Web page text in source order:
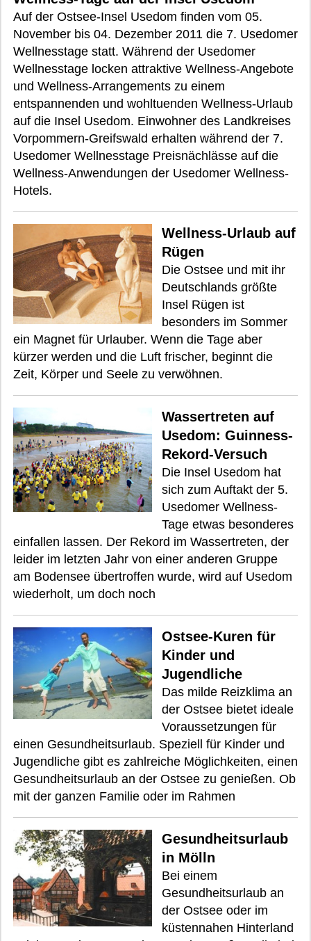
Auf der Ostsee-Insel Usedom finden vom 05.
November bis 04. Dezember 2011 die 7. Usedomer
Wellnesstage statt. Während der Usedomer
Wellnesstage locken attraktive Wellness-Angebote
und Wellness-Arrangements zu einem
entspannenden und wohltuenden Wellness-Urlaub
auf die Insel Usedom. Einwohner des Landkreises
Vorpommern-Greifswald erhalten während der 7.
Usedomer Wellnesstage Preisnächlässe auf die
Wellness-Anwendungen der Usedomer Wellness-
Hotels.
Wellness-Urlaub auf
Rügen
Die Ostsee und mit ihr
Deutschlands größte
Insel Rügen ist
besonders im Sommer
ein Magnet für Urlauber. Wenn die Tage aber
kürzer werden und die Luft frischer, beginnt die
Zeit, Körper und Seele zu verwöhnen.
Wassertreten auf
Usedom: Guinness-
Rekord-Versuch
Die Insel Usedom hat
sich zum Auftakt der 5.
Usedomer Wellness-
Tage etwas besonderes
einfallen lassen. Der Rekord im Wassertreten, der
leider im letzten Jahr von einer anderen Gruppe
am Bodensee übertroffen wurde, wird auf Usedom
wiederholt, um doch noch
Ostsee-Kuren für
Kinder und
Jugendliche
Das milde Reizklima an
der Ostsee bietet ideale
Voraussetzungen für
einen Gesundheitsurlaub. Speziell für Kinder und
Jugendliche gibt es zahlreiche Möglichkeiten, einen
Gesundheitsurlaub an der Ostsee zu genießen. Ob
mit der ganzen Familie oder im Rahmen
Gesundheitsurlaub
in Mölln
Bei einem
Gesundheitsurlaub an
der Ostsee oder im
küstennahen Hinterland